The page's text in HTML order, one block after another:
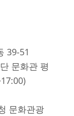
39-51
문화관 평
문화관광